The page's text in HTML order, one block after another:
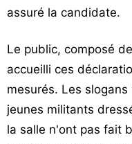
assuré la candidate.
Le public, composé
accueilli ces
mesurés. Les
jeunes militants
la salle n'ont pas fait